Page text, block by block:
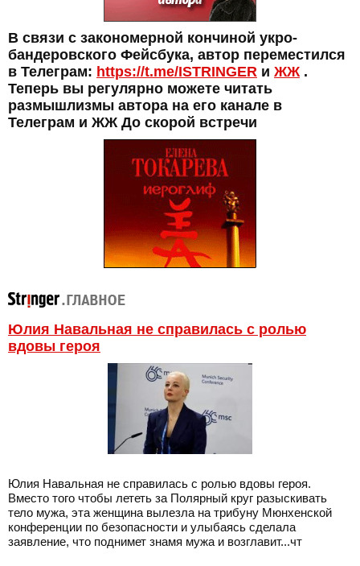
В связи с закономерной кончиной укро-
бандеровского Фейсбука, автор переместился
в Телеграм: https://t.me/ISTRINGER и ЖЖ .
Теперь вы регулярно можете читать
размышлизмы автора на его канале в
Телеграм и ЖЖ До скорой встречи
Юлия Навальная не справилась с ролью
вдовы героя
Юлия Навальная не справилась с ролью вдовы героя.
Вместо того чтобы лететь за Полярный круг разыскивать
тело мужа, эта женщина вылезла на трибуну Мюнхенской
конференции по безопасности и улыбаясь сделала
заявление, что поднимет знамя мужа и возглавит...чт